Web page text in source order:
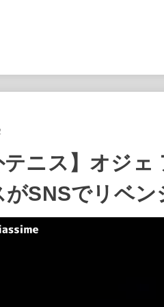
テニス】オジ
がSNSでリベン